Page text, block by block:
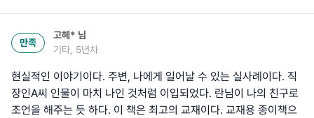
만족
고혜* 님
기타, 5년차
현실적인 이야기이다. 주변, 나에게 일어날 수 있는 실사례이다. 직
장인A씨 인물이 마치 나인 것처럼 이입되었다. 란님이 나의 친구로
조언을 해주는 듯 하다. 이 책은 최고의 교재이다. 교재용 종이책으